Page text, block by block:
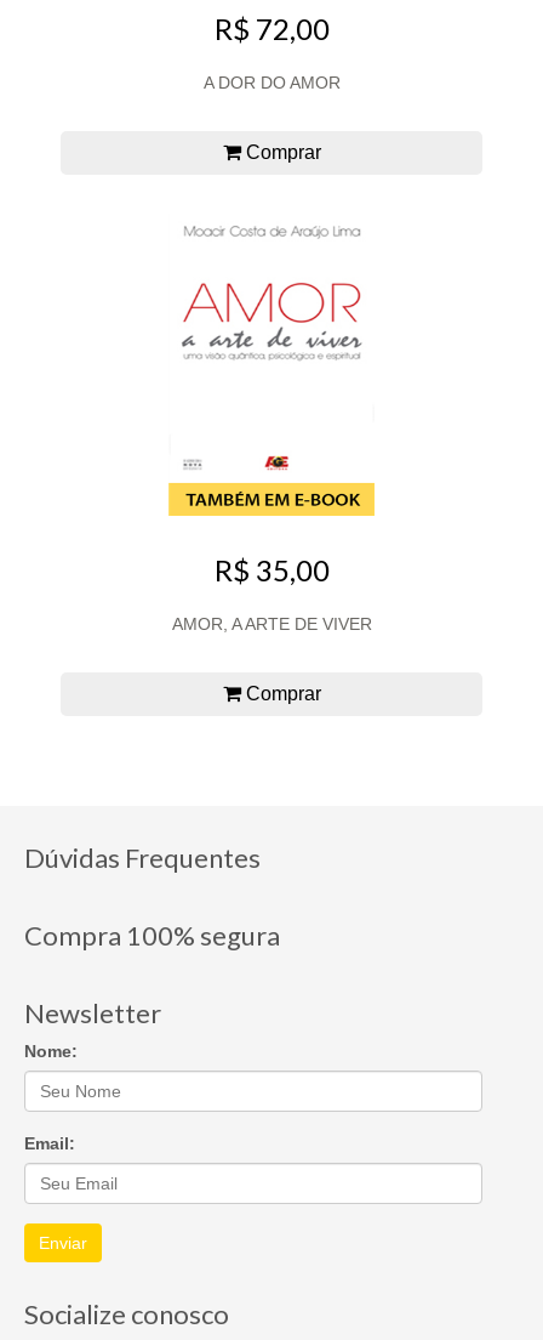
R$ 72,00
A DOR DO AMOR
Comprar
R$ 35,00
AMOR, A ARTE DE VIVER
Comprar
Dúvidas Frequentes
Compra 100% segura
Newsletter
Nome:
Email:
Enviar
Socialize conosco